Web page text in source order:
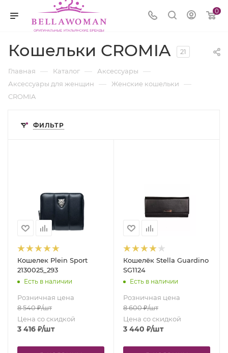
0
Кошельки CROMIA 21
Главная — Каталог — Аксессуары —
Аксессуары для женщин — Женские кошельки —
CROMIA
ФИЛЬТР
Кошелек Plein Sport
2130025_293
Есть в наличии
Розничная цена
8 540₽/шт
Цена со скидкой
3 416 ₽/шт
Кошелёк Stella Guardino
SG1124
Есть в наличии
Розничная цена
8 600₽/шт
Цена со скидкой
3 440 ₽/шт